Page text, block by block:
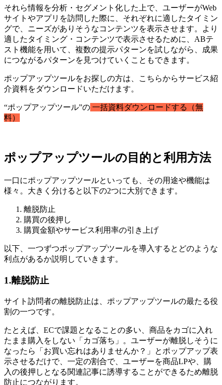
それら情報を分析・セグメント化した上で、ユーザーがWeb
サイトやアプリを訪問した際に、それぞれに適したタイミン
グで、ニーズがありそうなコンテンツを表示させます。より
適したタイミング・コンテンツで表示させるために、ABテ
スト機能を用いて、複数の提示パターンを試しながら、成果
につながるパターンを見つけていくこともできます。
ポップアップツールをお探しの方は、こちらからサービス紹
介資料をダウンロードいただけます。
“ポップアップツール”の 一括資料ダウンロードする（無
料）
ポップアップツールの目的と利用方法
一口にポップアップツールといっても、その用途や機能は
様々。大きく分けると以下の2つに大別できます。
離脱防止
購買の後押し
購買金額やサービス利用率の引き上げ
以下、一つずつポップアップツールを導入するとどのような
利点があるか説明していきます。
1.離脱防止
サイト訪問者の離脱防止は、ポップアップツールの最たる役
割の一つです。
たとえば、ECで課題となることの多い、商品をカゴに入れ
たまま購入をしない「カゴ落ち」。ユーザーが離脱しそうに
なったら「お買い忘れはありませんか？」とポップアップ表
示させるだけで、一定の割合で、ユーザーを商品LPや、購
入の後押しとなる関連記事に誘導することができるため離脱
防止につながります。